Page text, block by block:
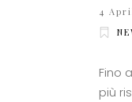
4
Fino
più